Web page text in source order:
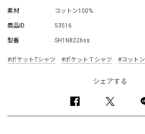
素材 コットン100%
商品ID 53516
型番 SH1N8226ss
#ポケットTシャツ #ポケットＴシャツ #コットン
シェアする